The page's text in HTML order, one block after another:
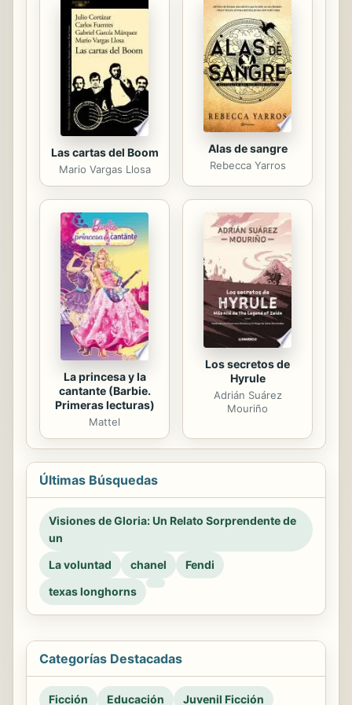
Las cartas del Boom
Mario Vargas Llosa
Alas de sangre
Rebecca Yarros
La princesa y la
cantante (Barbie.
Primeras lecturas)
Mattel
Los secretos de
Hyrule
Adrián Suárez
Mouriño
Últimas Búsquedas
Visiones de Gloria: Un Relato Sorprendente de
un
La voluntad
chanel
Fendi
texas longhorns
Categorías Destacadas
Ficción Educación Juvenil Ficción